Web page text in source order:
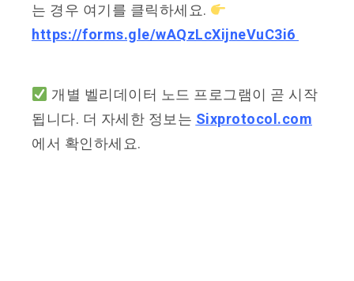
는 경우 여기를 클릭하세요.
https://forms.gle/wAQzLcXijneVuC3i6
개별 벨리데이터 노드 프로그램이 곧 시작
됩니다. 더 자세한 정보는 Sixprotocol.com
에서 확인하세요.